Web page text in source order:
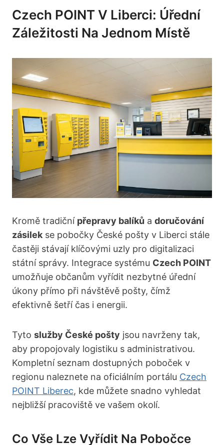
Czech POINT V Liberci: Úřední
Záležitosti Na Jednom Místě
Kromě tradiční přepravy balíků a doručování
zásilek se pobočky České pošty v Liberci stále
častěji stávají klíčovými uzly pro digitalizaci
státní správy. Integrace systému Czech POINT
umožňuje občanům vyřídit nezbytné úřední
úkony přímo při návštěvě pošty, čímž
efektivně šetří čas i energii.
Tyto služby České pošty jsou navrženy tak,
aby propojovaly logistiku s administrativou.
Kompletní seznam dostupných poboček v
regionu naleznete na oficiálním portálu Czech
POINT Liberec, kde můžete snadno vyhledat
nejbližší pracoviště ve vašem okolí.
Co Vše Lze Vyřídit Na Pobočce